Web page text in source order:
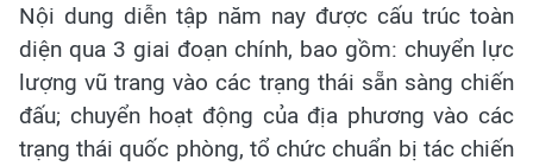
Nội dung diễn tập năm nay được cấu trúc toàn
diện qua 3 giai đoạn chính, bao gồm: chuyển lực
lượng vũ trang vào các trạng thái sẵn sàng chiến
đấu; chuyển hoạt động của địa phương vào các
trạng thái quốc phòng, tổ chức chuẩn bị tác chiến